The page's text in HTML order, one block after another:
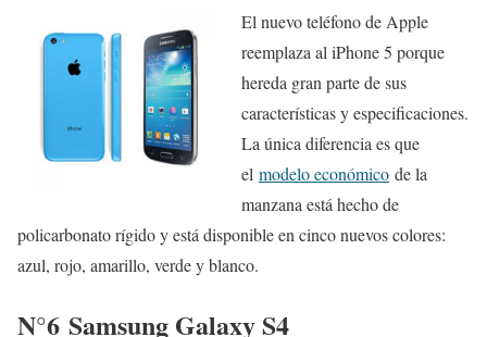
El nuevo teléfono de Apple
reemplaza al iPhone 5 porque
hereda gran parte de sus
características y especificaciones.
La única diferencia es que
el modelo económico de la
manzana está hecho de
policarbonato rígido y está disponible en cinco nuevos colores:
azul, rojo, amarillo, verde y blanco.
N°6 Samsung Galaxy S4